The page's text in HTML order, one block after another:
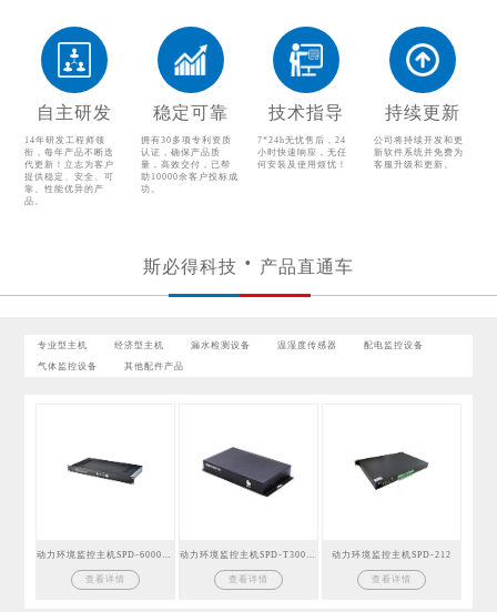
配电监控设备
气体监控设备
其他配件产品
自主研发
14年研发工程师领
衔，每年产品不断迭
代更新！立志为客户
提供稳定、安全、可
靠、性能优异的产
品。
稳定可靠
拥有30多项专利资质
认证，确保产品质
量，高效交付，已帮
助10000余客户投标成
功。
技术指导
7*24h无忧售后，24
小时快速响应，无任
何安装及使用烦忧！
持续更新
公司将持续开发和更
新软件系统并免费为
客服升级和更新。
斯必得科技 产品直通车
专业型主机 经济型主机 漏水检测设备 温湿度传感器 配电监控设备
气体监控设备 其他配件产品
查看详情 查看详情
动力环境监控主机SPD-212
查看详情